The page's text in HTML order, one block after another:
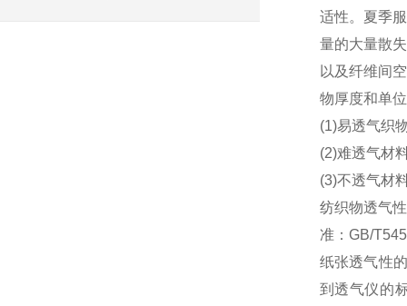
适性。夏季
量的大量散
以及纤维间
物厚度和单
(1)易透气织
(2)难透气材
(3)不透气材
纺织物透气
准：GB/
纸张透气性
到透气仪的